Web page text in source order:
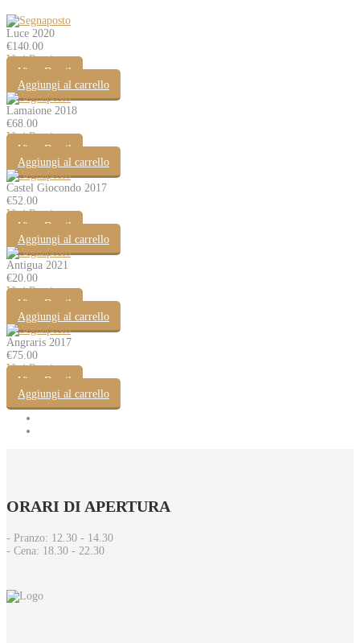
Luce 2020
€140.00
Vini Rossi
View Detail
Aggiungi al carrello
Lamaione 2018
€68.00
Vini Rossi
View Detail
Aggiungi al carrello
Castel Giocondo 2017
€52.00
Vini Rossi
View Detail
Aggiungi al carrello
Antigua 2021
€20.00
Vini Rossi
View Detail
Aggiungi al carrello
Angraris 2017
€75.00
Vini Rossi
View Detail
Aggiungi al carrello
ORARI DI APERTURA
- Pranzo: 12.30 - 14.30​
- Cena: 18.30 - 22.30